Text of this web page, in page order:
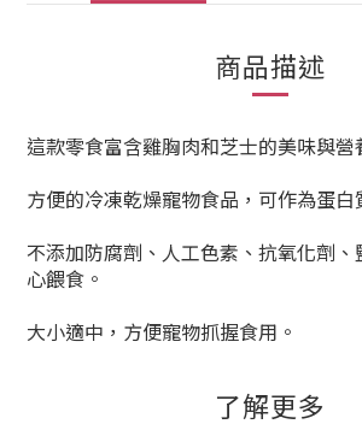
商品描述
這款零食富含雞胸肉和芝士的美味與營
方便的冷凍乾燥寵物食品，可作為蛋白
不添加防腐劑、人工色素、抗氧化劑
心餵食。
大小適中，方便寵物抓握食用。
了解更多